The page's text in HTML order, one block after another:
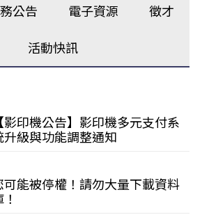
公告 電子資源 徵才
活動快訊
【影印機公告】影印機多元支付系
升級與功能調整通知
可能被停權！請勿大量下載資料